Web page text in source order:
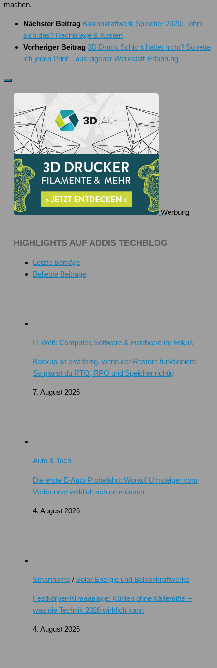
machen.
Nächster Beitrag Balkonkraftwerk Speicher 2026: Lohnt
sich das? Rechtslage & Kosten
Vorheriger Beitrag 3D Druck Schicht haftet nicht? So rette
ich jeden Print – aus eigener Werkstatt-Erfahrung
Werbung
HIGHLIGHTS AUF ADDIS TECHBLOG
Letzte Beiträge
Beliebte Beiträge
IT-Welt: Computer, Software & Hardware im Fokus
Backup ist erst fertig, wenn der Restore funktioniert:
So planst du RTO, RPO und Speicher richtig
7. August 2026
Auto & Tech
Die erste E-Auto Probefahrt: Worauf Umsteiger vom
Verbrenner wirklich achten müssen
4. August 2026
Smarthome / Solar Energie und Balkonkraftwerke
Festkörper-Klimaanlage: Kühlen ohne Kältemittel –
was die Technik 2026 wirklich kann
4. August 2026